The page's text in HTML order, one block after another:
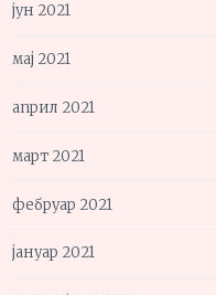
јун 2021
мај 2021
април 2021
март 2021
фебруар 2021
јануар 2021